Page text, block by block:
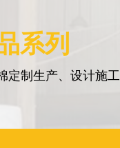
系列
定制生产、设计施工